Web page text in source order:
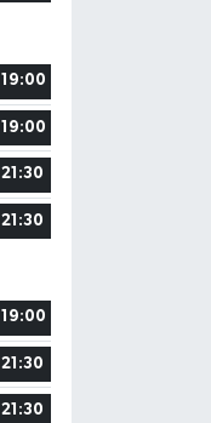
19:00
19:00
21:30
21:30
19:00
21:30
21:30